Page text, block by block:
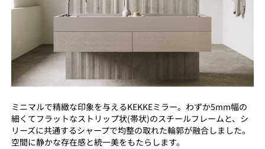
ミニマルで精緻な印象を与えるKEKKEミラー。わずか5mm幅の
細くてフラットなストリップ状(帯状)のスチールフレームと、シ
リーズに共通するシャープで均整の取れた輪郭が融合しました。
空間に静かな存在感と統一美をもたらします。